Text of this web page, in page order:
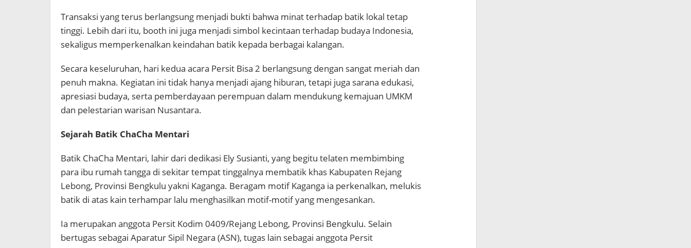
Transaksi yang terus berlangsung menjadi bukti bahwa minat terhadap batik lokal tetap
tinggi. Lebih dari itu, booth ini juga menjadi simbol kecintaan terhadap budaya Indonesia,
sekaligus memperkenalkan keindahan batik kepada berbagai kalangan.
Secara keseluruhan, hari kedua acara Persit Bisa 2 berlangsung dengan sangat meriah dan
penuh makna. Kegiatan ini tidak hanya menjadi ajang hiburan, tetapi juga sarana edukasi,
apresiasi budaya, serta pemberdayaan perempuan dalam mendukung kemajuan UMKM
dan pelestarian warisan Nusantara.
Sejarah Batik ChaCha Mentari
Batik ChaCha Mentari, lahir dari dedikasi Ely Susianti, yang begitu telaten membimbing
para ibu rumah tangga di sekitar tempat tinggalnya membatik khas Kabupaten Rejang
Lebong, Provinsi Bengkulu yakni Kaganga. Beragam motif Kaganga ia perkenalkan, melukis
batik di atas kain terhampar lalu menghasilkan motif-motif yang mengesankan.
Ia merupakan anggota Persit Kodim 0409/Rejang Lebong, Provinsi Bengkulu. Selain
bertugas sebagai Aparatur Sipil Negara (ASN), tugas lain sebagai anggota Persit